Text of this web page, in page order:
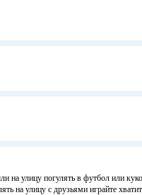
на улицу погулять в футбол или
на улицу с друзьями играйте хватит